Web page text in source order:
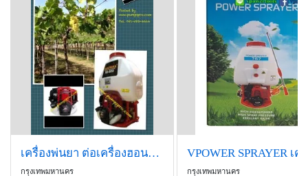
เครื่องพ่นยา ต่อเครื่องฮอนด้า GX35
กรุงเทพมหานคร กรุงเทพมหานคร